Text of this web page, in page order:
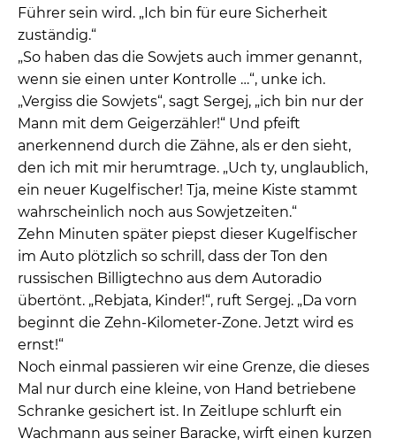
Führer sein wird. „Ich bin für eure Sicherheit
zuständig.“
„So haben das die Sowjets auch immer genannt,
wenn sie einen unter Kontrolle …“, unke ich.
„Vergiss die Sowjets“, sagt Sergej, „ich bin nur der
Mann mit dem Geigerzähler!“ Und pfeift
anerkennend durch die Zähne, als er den sieht,
den ich mit mir herumtrage. „Uch ty, unglaublich,
ein neuer Kugelfischer! Tja, meine Kiste stammt
wahrscheinlich noch aus Sowjetzeiten.“
Zehn Minuten später piepst dieser Kugelfischer
im Auto plötzlich so schrill, dass der Ton den
russischen Billigtechno aus dem Autoradio
übertönt. „Rebjata, Kinder!“, ruft Sergej. „Da vorn
beginnt die Zehn-Kilometer-Zone. Jetzt wird es
ernst!“
Noch einmal passieren wir eine Grenze, die dieses
Mal nur durch eine kleine, von Hand betriebene
Schranke gesichert ist. In Zeitlupe schlurft ein
Wachmann aus seiner Baracke, wirft einen kurzen